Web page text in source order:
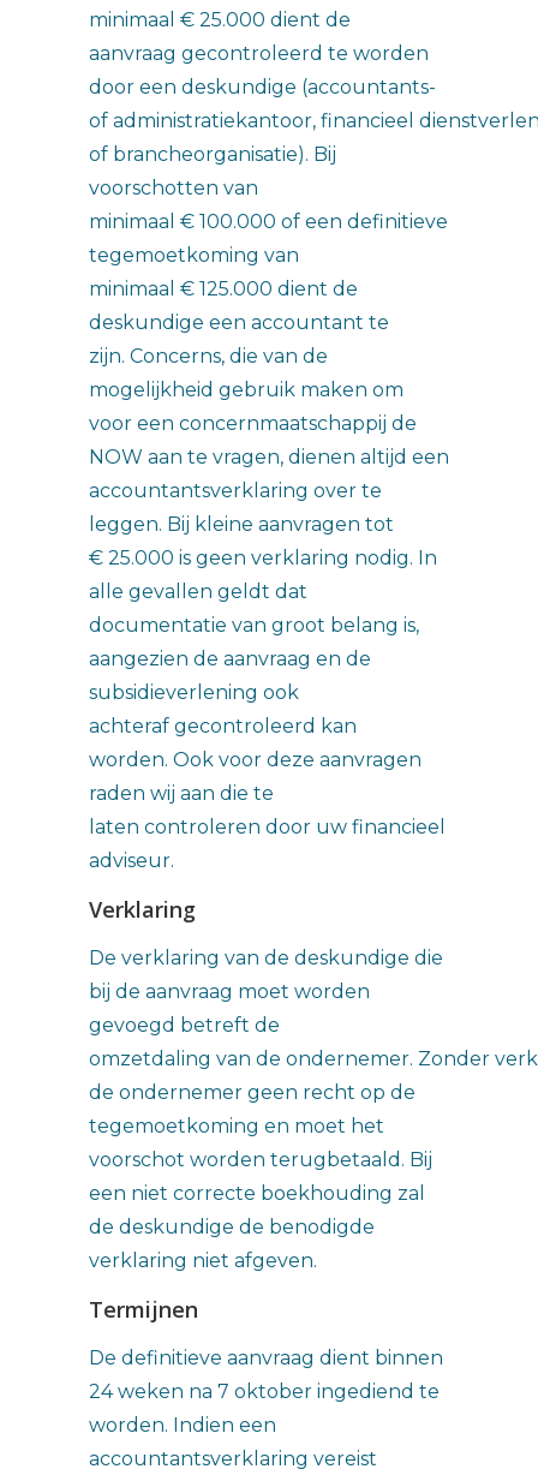
minimaal € 25.000 dient de
aanvraag gecontroleerd te worden
door een deskundige (accountants-
of administratiekantoor, financieel
of brancheorganisatie). Bij
voorschotten van
minimaal € 100.000 of een definitieve
tegemoetkoming van
minimaal € 125.000 dient de
deskundige een accountant te
zijn. Concerns, die van de
mogelijkheid gebruik maken om
voor een concernmaatschappij de
NOW aan te vragen, dienen altijd een
accountantsverklaring over te
leggen. Bij kleine aanvragen tot
€ 25.000 is geen verklaring nodig. In
alle gevallen geldt dat
documentatie van groot belang is,
aangezien de aanvraag en de
subsidieverlening ook
achteraf gecontroleerd kan
worden. Ook voor deze aanvragen
raden wij aan die te
laten controleren door uw financieel
adviseur.
Verklaring
De verklaring van de deskundige die
bij de aanvraag moet worden
gevoegd betreft de
omzetdaling van de ondernemer. Zonder
de ondernemer geen recht op de
tegemoetkoming en moet het
voorschot worden terugbetaald. Bij
een niet correcte boekhouding zal
de deskundige de benodigde
verklaring niet afgeven.
Termijnen
De definitieve aanvraag dient binnen
24 weken na 7 oktober ingediend te
worden. Indien een
accountantsverklaring vereist